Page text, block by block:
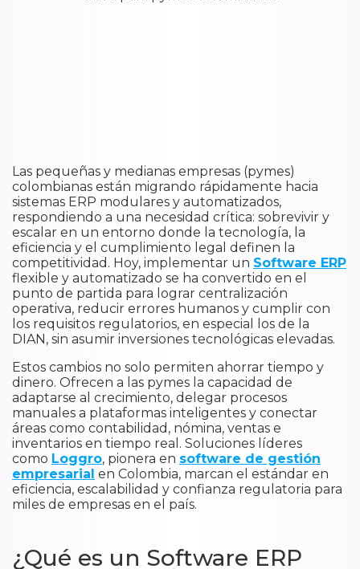
Las pequeñas y medianas empresas (pymes)
colombianas están migrando rápidamente hacia
sistemas ERP modulares y automatizados,
respondiendo a una necesidad crítica: sobrevivir y
escalar en un entorno donde la tecnología, la
eficiencia y el cumplimiento legal definen la
competitividad. Hoy, implementar un Software ERP
flexible y automatizado se ha convertido en el
punto de partida para lograr centralización
operativa, reducir errores humanos y cumplir con
los requisitos regulatorios, en especial los de la
DIAN, sin asumir inversiones tecnológicas elevadas.
Estos cambios no solo permiten ahorrar tiempo y
dinero. Ofrecen a las pymes la capacidad de
adaptarse al crecimiento, delegar procesos
manuales a plataformas inteligentes y conectar
áreas como contabilidad, nómina, ventas e
inventarios en tiempo real. Soluciones líderes
como Loggro, pionera en software de gestión
empresarial en Colombia, marcan el estándar en
eficiencia, escalabilidad y confianza regulatoria para
miles de empresas en el país.
¿Qué es un Software ERP